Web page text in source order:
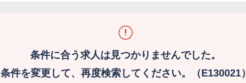
条件に合う求人は見つかりませんでした。
条件を変更して、再度検索してください。（E130021）